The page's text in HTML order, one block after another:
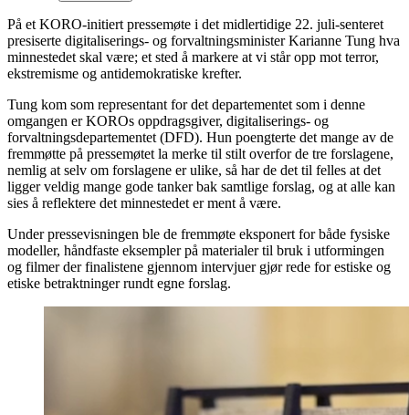
På et KORO-initiert pressemøte i det midlertidige 22. juli-senteret
presiserte digitaliserings- og forvaltningsminister Karianne Tung hva
minnestedet skal være; et sted å markere at vi står opp mot terror,
ekstremisme og antidemokratiske krefter.
Tung kom som representant for det departementet som i denne
omgangen er KOROs oppdragsgiver, digitaliserings- og
forvaltningsdepartementet (DFD). Hun poengterte det mange av de
fremmøtte på pressemøtet la merke til stilt overfor de tre forslagene,
nemlig at selv om forslagene er ulike, så har de det til felles at det
ligger veldig mange gode tanker bak samtlige forslag, og at alle kan
sies å reflektere det minnestedet er ment å være.
Under pressevisningen ble de fremmøte eksponert for både fysiske
modeller, håndfaste eksempler på materialer til bruk i utformingen
og filmer der finalistene gjennom intervjuer gjør rede for estiske og
etiske betraktninger rundt egne forslag.